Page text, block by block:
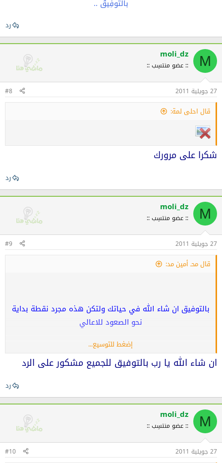
بالتوفِيقْ ..
رد
M
moli_dz
:: عضو منتسِب ::
27 جويلية 2011 #8
قال احلى لمة:
شكرا على مرورك
رد
M
moli_dz
:: عضو منتسِب ::
27 جويلية 2011 #9
قال محـ أمين مد:
بالتوفيق ان شاء الله في حياتك ولتكن هذه مجرد نقطة بداية
نحو الصعود للاعالي
اطيب التمنيات لك بالنجاح
إضغط للتوسيع...
ان شاء الله يا رب بالتوفيق للجميع مشكور على الرد
رد
M
moli_dz
:: عضو منتسِب ::
27 جويلية 2011 #10